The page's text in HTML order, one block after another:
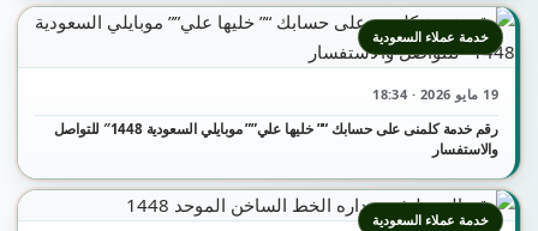
19 مايو 2026 · 18:34
رقم خدمة كلمنى على حسابك “” خليها علي”” موبايلي السعودية 1448″ للتواصل
والاستفسار
خدمة عملاء السعودية
خدمة عملاء السعودية